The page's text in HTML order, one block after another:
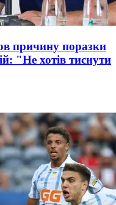
причину поразки
"Не хотів тиснути